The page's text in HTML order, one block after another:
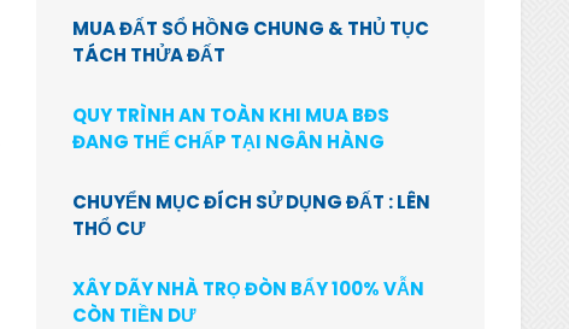
MUA ĐẤT SỔ HỒNG CHUNG & THỦ TỤC
TÁCH THỬA ĐẤT
QUY TRÌNH AN TOÀN KHI MUA BĐS
ĐANG THẾ CHẤP TẠI NGÂN HÀNG
CHUYỂN MỤC ĐÍCH SỬ DỤNG ĐẤT : LÊN
THỔ CƯ
XÂY DÃY NHÀ TRỌ ĐÒN BẨY 100% VẪN
CÒN TIỀN DƯ